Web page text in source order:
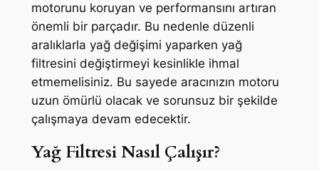
motorunu koruyan ve performansını artıran
önemli bir parçadır. Bu nedenle düzenli
aralıklarla yağ değişimi yaparken yağ
filtresini değiştirmeyi kesinlikle ihmal
etmemelisiniz. Bu sayede aracınızın motoru
uzun ömürlü olacak ve sorunsuz bir şekilde
çalışmaya devam edecektir.
Yağ Filtresi Nasıl Çalışır?